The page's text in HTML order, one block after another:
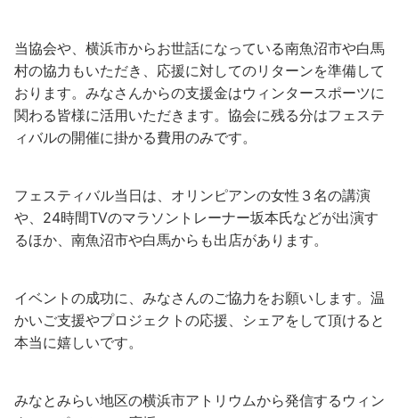
当協会や、横浜市からお世話になっている南魚沼市や白馬
村の協力もいただき、応援に対してのリターンを準備して
おります。みなさんからの支援金はウィンタースポーツに
関わる皆様に活用いただきます。協会に残る分はフェステ
ィバルの開催に掛かる費用のみです。
フェスティバル当日は、オリンピアンの女性３名の講演
や、24時間TVのマラソントレーナー坂本氏などが出演す
るほか、南魚沼市や白馬からも出店があります。
イベントの成功に、みなさんのご協力をお願いします。温
かいご支援やプロジェクトの応援、シェアをして頂けると
本当に嬉しいです。
みなとみらい地区の横浜市アトリウムから発信するウィン